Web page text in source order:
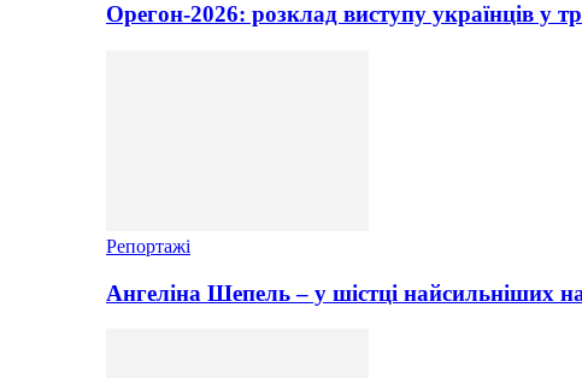
Орегон-2026: розклад виступу українців у
Репортажі
Ангеліна Шепель – у шістці найсильніших на